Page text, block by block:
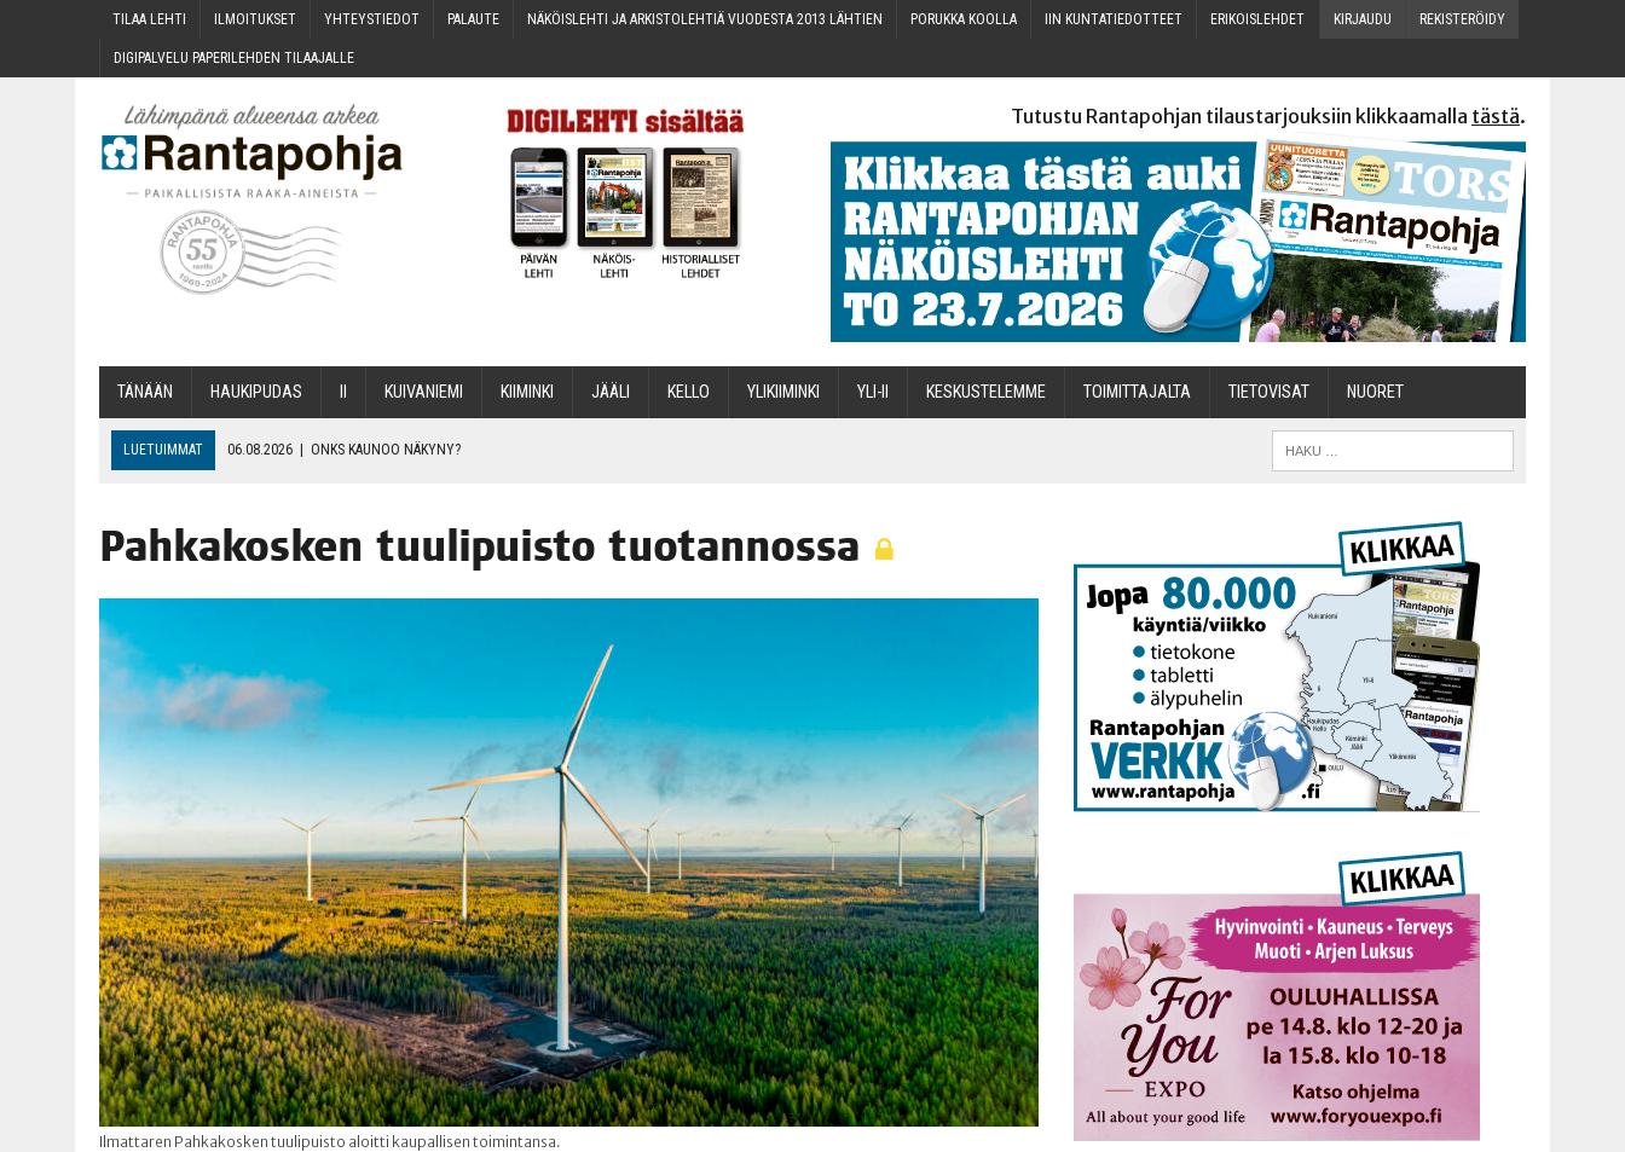
TILAA LEH­TI ILMOI­TUK­SET YHTEYS­TIE­DOT PALAU­TE NÄKÖIS­LEH­TI JA ARKIS­TO­LEH­TIÄ VUO­DES­TA 2013 LÄHTIEN PORUK­KA KOOLLA IIN KUN­TA­TIE­DOT­TEET ERI­KOIS­LEH­DET KIR­JAU­DU REKIS­TE­RÖI­DY
DIGI­PAL­VE­LU PAPE­RI­LEH­DEN TILAAJALLE
Tutustu Rantapohjan tilaustarjouksiin klikkaamalla tästä.
TÄNÄÄN HAU­KI­PU­DAS KUI­VA­NIE­MI KII­MIN­KI JÄÄ­LI KEL­LO YLI­KII­MIN­KI YLI-II KES­KUS­TE­LEM­ME TOI­MIT­TA­JAL­TA TIETOVISAT NUO­RET
LUETUIMMAT 06.08.2026 | ONKS KAU­NOO NÄKYNY?
06.08.2026 OPIN­TOI­HIN KAN­SA­LAIS­OPIS­TOS­SA VOI SAA­DA AVUSTUSTA
Pah­ka­kos­ken tuu­li­puis­to tuotannossa
Ilmattaren Pahkakosken tuulipuisto aloitti kaupallisen toimintansa.